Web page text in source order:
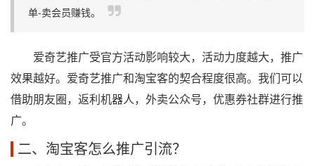
单-卖会员赚钱。
爱奇艺推广受官方活动影响较大，活动力度越大，推广
效果越好。爱奇艺推广和淘宝客的契合程度很高。我们可以
借助朋友圈，返利机器人，外卖公众号，优惠券社群进行推
广。
二、淘宝客怎么推广引流？